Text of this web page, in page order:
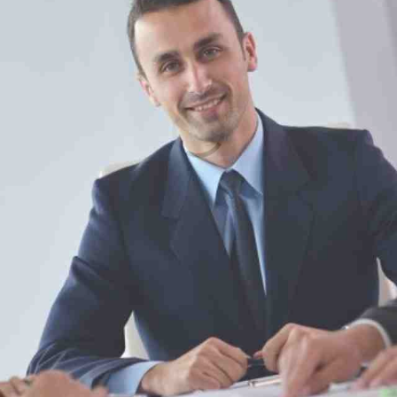
Nous
et pour
autorisera
sur ce site.
sur